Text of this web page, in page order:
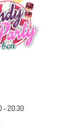
- 20:30